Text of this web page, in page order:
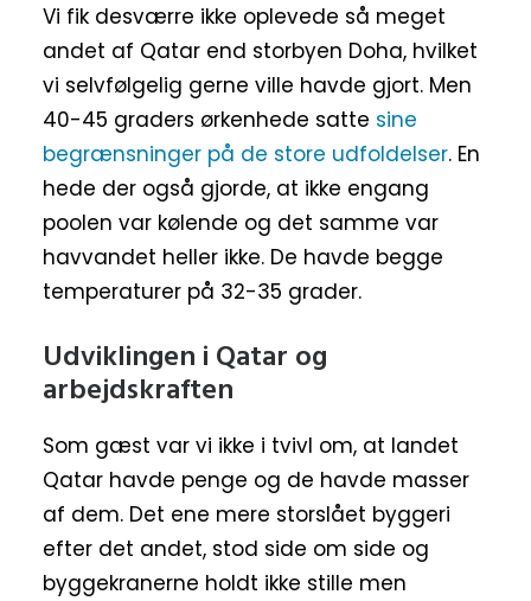
Vi fik desværre ikke oplevede så meget
andet af Qatar end storbyen Doha, hvilket
vi selvfølgelig gerne ville havde gjort. Men
40-45 graders ørkenhede satte sine
begrænsninger på de store udfoldelser. En
hede der også gjorde, at ikke engang
poolen var kølende og det samme var
havvandet heller ikke. De havde begge
temperaturer på 32-35 grader.
Udviklingen i Qatar og
arbejdskraften
Som gæst var vi ikke i tvivl om, at landet
Qatar havde penge og de havde masser
af dem. Det ene mere storslået byggeri
efter det andet, stod side om side og
byggekranerne holdt ikke stille men